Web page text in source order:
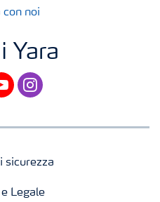
con noi
Yara
instagram
sicurezza
Legale